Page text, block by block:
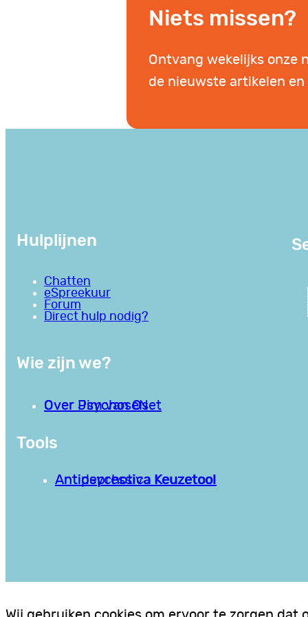
Niets missen?
Ontvang wekelijks onze
de nieuwste artikelen en
Hulplijnen
Chatten
eSpreekuur
Forum
Direct hulp nodig?
Wie zijn we?
Over PsychoseNet
Over Jim van Os
Tools
Antipsychotica Keuzetool
Antidepressiva Keuzetool